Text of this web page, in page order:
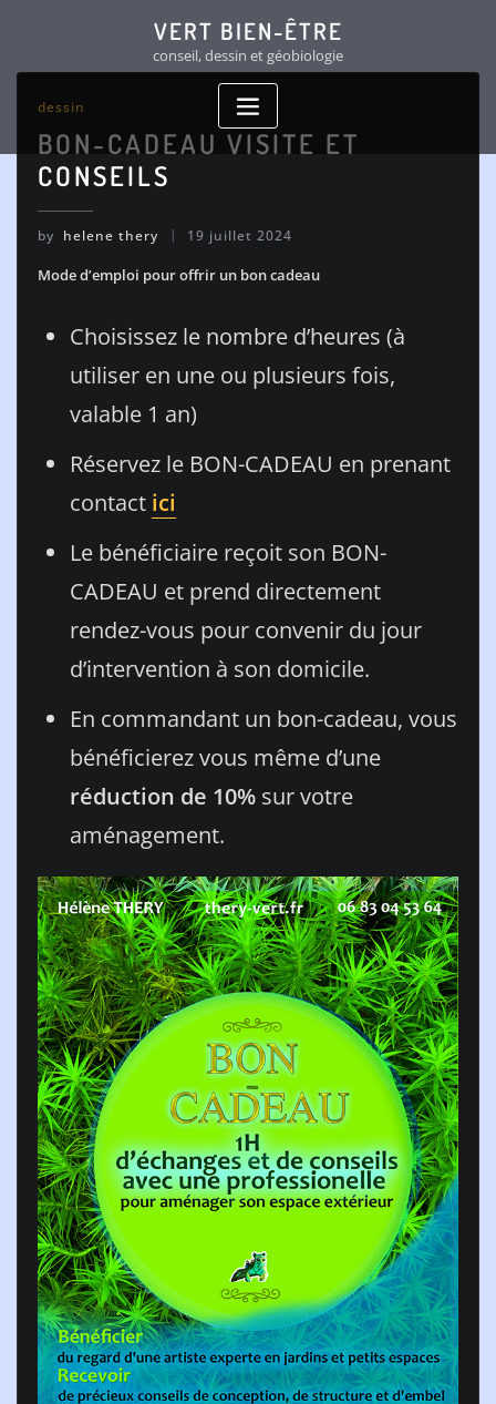
VERT BIEN-ÊTRE
conseil, dessin et géobiologie
dessin
BON-CADEAU VISITE ET
CONSEILS
by helene thery 19 juillet 2024
Mode d’emploi pour offrir un bon cadeau
Choisissez le nombre d’heures (à
utiliser en une ou plusieurs fois,
valable 1 an)
Réservez le BON-CADEAU en prenant
contact ici
Le bénéficiaire reçoit son BON-
CADEAU et prend directement
rendez-vous pour convenir du jour
d’intervention à son domicile.
En commandant un bon-cadeau, vous
bénéficierez vous même d’une
réduction de 10% sur votre
aménagement.